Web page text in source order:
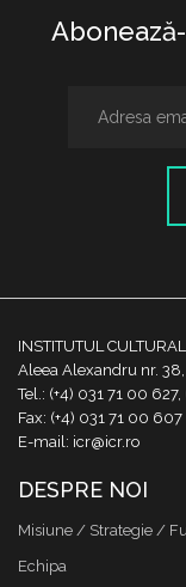
INSTITUTUL
Aleea Alexandru nr.
Tel.: (+4) 031 71 00
Fax: (+4) 031 71 00 607
E-mail: icr@icr.ro
DESPRE NOI
Misiune / Strategie /
Echipa